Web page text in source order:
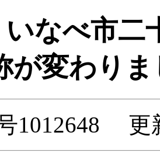
いなべ市二
が変わり
1012648 更